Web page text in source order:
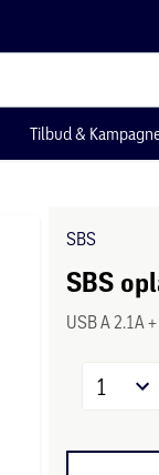
Tilbud &
SBS
SBS
USB A 2.1A
1